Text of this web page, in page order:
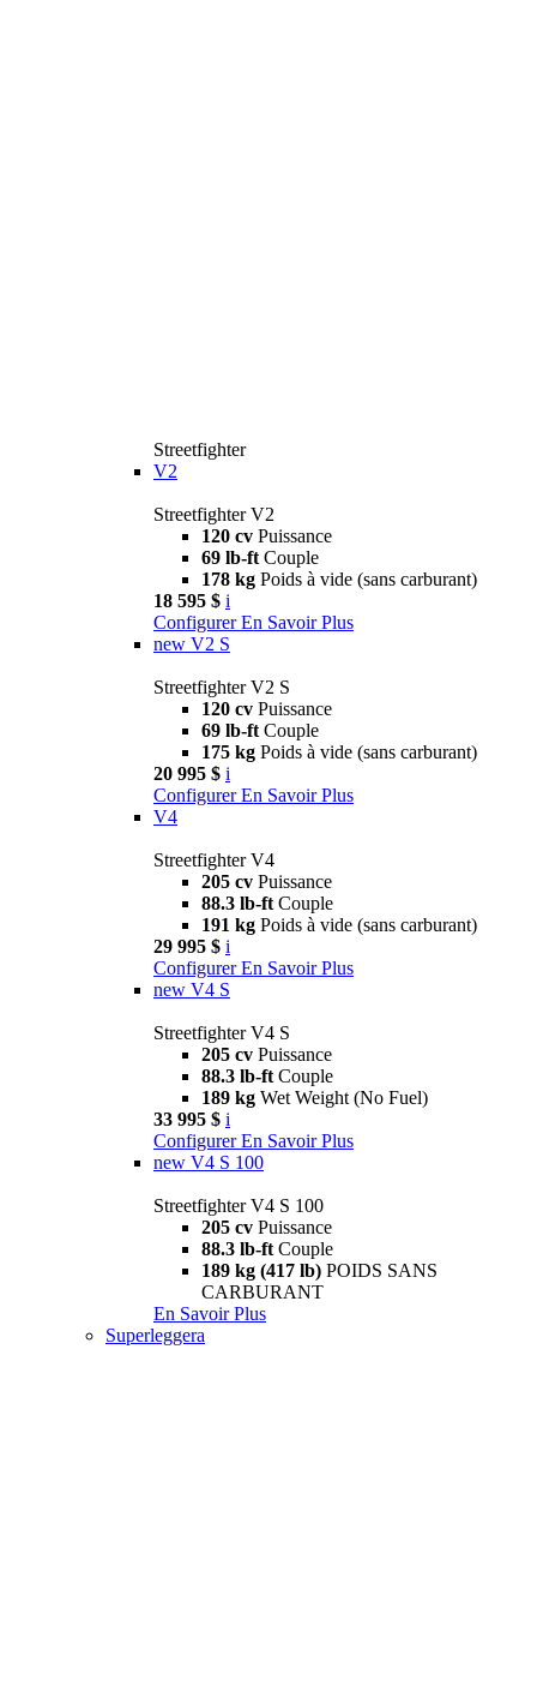
Streetfighter
V2
Streetfighter V2
120 cv Puissance
69 lb-ft Couple
178 kg Poids à vide (sans carburant)
18 595 $ i
Configurer En Savoir Plus
new V2 S
Streetfighter V2 S
120 cv Puissance
69 lb-ft Couple
175 kg Poids à vide (sans carburant)
20 995 $ i
Configurer En Savoir Plus
V4
Streetfighter V4
205 cv Puissance
88.3 lb-ft Couple
191 kg Poids à vide (sans carburant)
29 995 $ i
Configurer En Savoir Plus
new V4 S
Streetfighter V4 S
205 cv Puissance
88.3 lb-ft Couple
189 kg Wet Weight (No Fuel)
33 995 $ i
Configurer En Savoir Plus
new V4 S 100
Streetfighter V4 S 100
205 cv Puissance
88.3 lb-ft Couple
189 kg (417 lb) POIDS SANS
CARBURANT
En Savoir Plus
Superleggera